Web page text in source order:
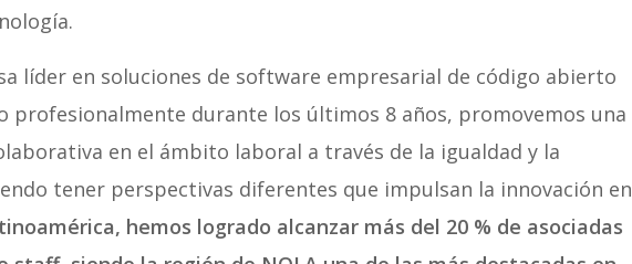
líder en soluciones de software empresarial de código abierto
profesionalmente durante los últimos 8 años, promovemos una
en el ámbito laboral a través de la igualdad y la
tener perspectivas diferentes que impulsan la innovación en
hemos logrado alcanzar más del 20 % de asociadas